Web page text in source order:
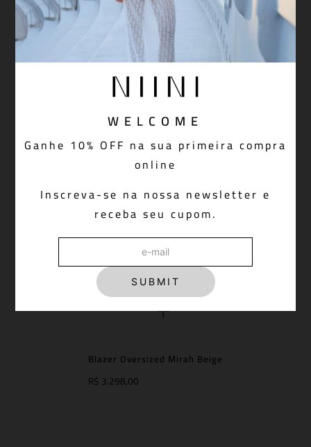
WELCOME
Ganhe 10% OFF na sua primeira compra
online
Inscreva-se na nossa newsletter e
receba seu cupom.
SUBMIT
Blazer Oversized Mirah Beige
R$ 3.298,00